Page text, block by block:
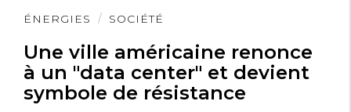
ÉNERGIES SOCIÉTÉ
Une ville américaine renonce
à un "data center" et devient
symbole de résistance
Lire